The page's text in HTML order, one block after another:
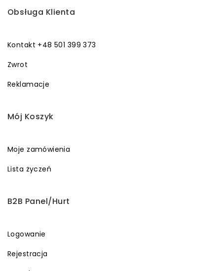
Obsługa Klienta
Kontakt +48 501 399 373
Zwrot
Reklamacje
Mój Koszyk
Moje zamówienia
Lista życzeń
B2B Panel/Hurt
Logowanie
Rejestracja